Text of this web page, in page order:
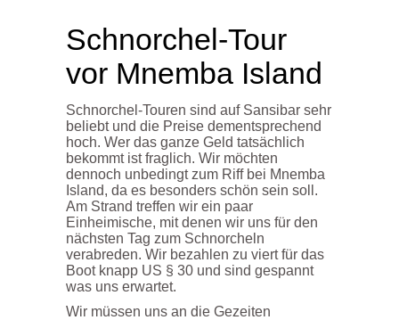
Schnorchel-Tour
vor Mnemba Island
Schnorchel-Touren sind auf Sansibar sehr
beliebt und die Preise dementsprechend
hoch. Wer das ganze Geld tatsächlich
bekommt ist fraglich. Wir möchten
dennoch unbedingt zum Riff bei Mnemba
Island, da es besonders schön sein soll.
Am Strand treffen wir ein paar
Einheimische, mit denen wir uns für den
nächsten Tag zum Schnorcheln
verabreden. Wir bezahlen zu viert für das
Boot knapp US § 30 und sind gespannt
was uns erwartet.
Wir müssen uns an die Gezeiten